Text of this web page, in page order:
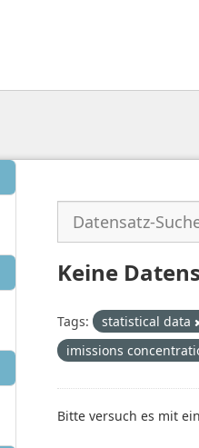
Keine
Tags: statistical data
imissions
Bitte versuch es mit